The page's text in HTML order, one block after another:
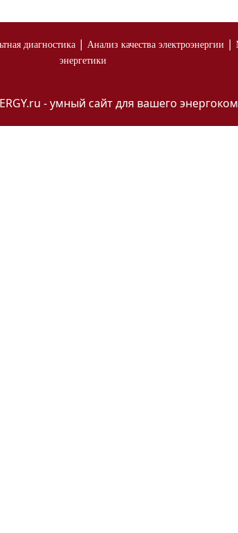
диагностика | Анализ качества электроэнергии |
энергетики
- умный сайт для вашего